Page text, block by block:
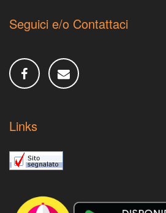
Seguici e/o Contattaci
Links